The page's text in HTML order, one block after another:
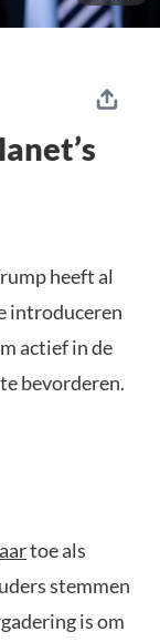
heeft al
introduceren
actief in de
bevorderen.
toe als
stemmen
is om